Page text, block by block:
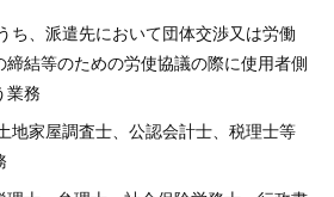
、派遣先において団体交渉又は労働
結等のための労使協議の際に使用者側
業務
家屋調査士、公認会計士、税理士等